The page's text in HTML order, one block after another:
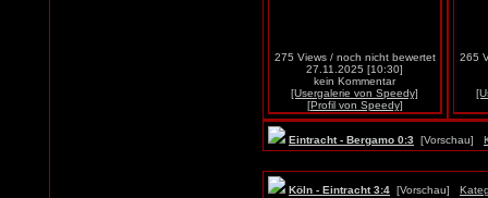
275 Views / noch nicht bewertet
27.11.2025 [10:30]
kein Kommentar
[Usergalerie von Speedy]
[Profil von Speedy]
265
Eintracht - Bergamo 0:3 [Vorschau]
Köln - Eintracht 3:4 [Vorschau]